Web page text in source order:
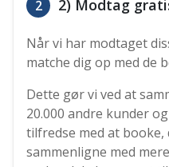
2 2) Modtag
Når vi har modtaget
matche dig op med de
Dette gør vi ved at
20.000 andre kunder
tilfredse med at booke,
sammenligne med